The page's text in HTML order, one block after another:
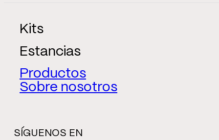
Kits
Estancias
Productos
Sobre nosotros
SÍGUENOS EN